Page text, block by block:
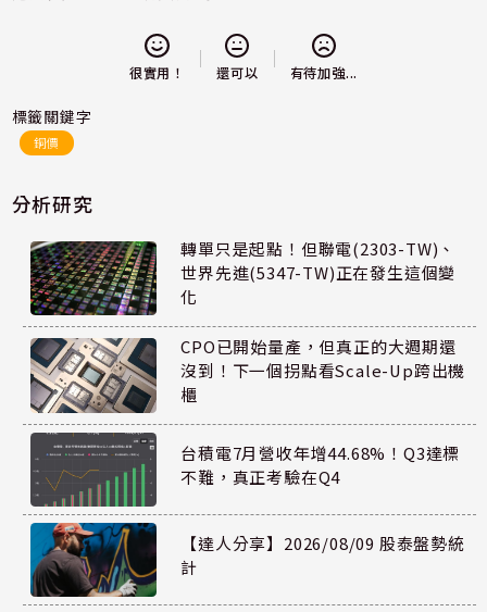
很實用！ 還可以 有待加強...
標籤關鍵字
銅價
分析研究
轉單只是起點！但聯電(2303-TW)、
世界先進(5347-TW)正在發生這個變
化
CPO已開始量產，但真正的大週期還
沒到！下一個拐點看Scale-Up跨出機
櫃
台積電7月營收年增44.68%！Q3達標
不難，真正考驗在Q4
【達人分享】2026/08/09 股泰盤勢統
計